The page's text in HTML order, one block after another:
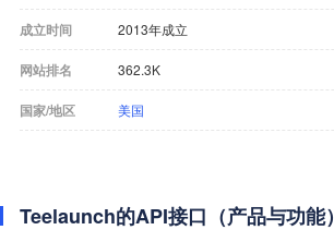
成立时间 2013年成立
网站排名 362.3K
国家/地区 美国
Teelaunch的API接口（产品与功能）